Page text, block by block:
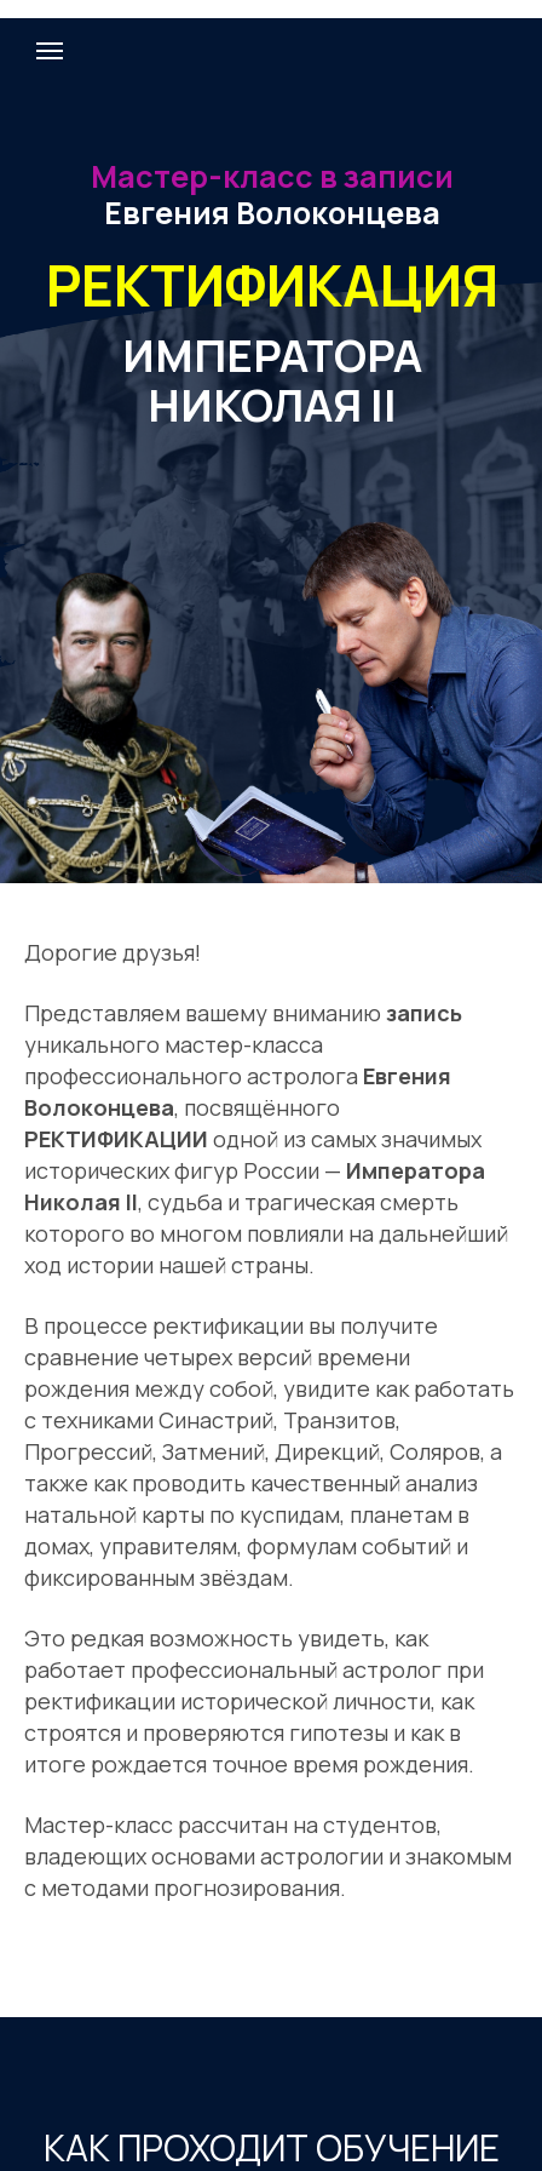
ИМПЕРАТОРА
НИКОЛАЯ II
РЕКТИФИКАЦИЯ
Дорогие друзья!
Представляем вашему вниманию запись
уникального мастер-класса
профессионального астролога Евгения
Волоконцева, посвящённого
РЕКТИФИКАЦИИ одной из самых значимых
исторических фигур России — Императора
Николая II, судьба и трагическая смерть
которого во многом повлияли на дальнейший
ход истории нашей страны.
В процессе ректификации вы получите
сравнение четырех версий времени
рождения между собой, увидите как работать
с техниками Синастрий, Транзитов,
Прогрессий, Затмений, Дирекций, Соляров, а
также как проводить качественный анализ
натальной карты по куспидам, планетам в
домах, управителям, формулам событий и
фиксированным звёздам.
Это редкая возможность увидеть, как
работает профессиональный астролог при
ректификации исторической личности, как
строятся и проверяются гипотезы и как в
итоге рождается точное время рождения.
Мастер-класс рассчитан на студентов,
владеющих основами астрологии и знакомым
с методами прогнозирования.
КАК ПРОХОДИТ ОБУЧЕНИЕ